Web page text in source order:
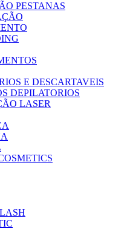
PESTANAS
E DESCARTAVEIS
DEPILATORIOS
LASER